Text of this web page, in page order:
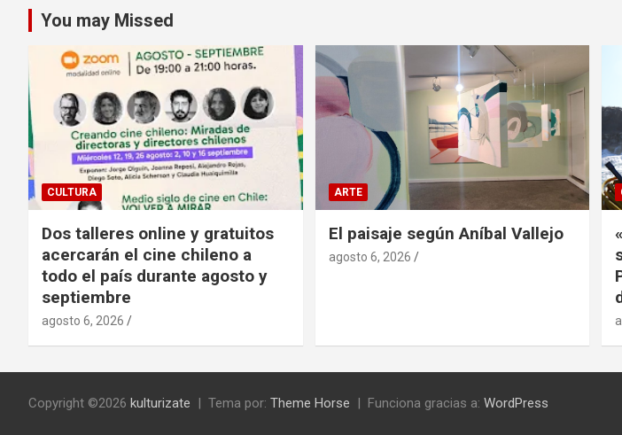
You may Missed
CULTURA
Dos talleres online y gratuitos
acercarán el cine chileno a
todo el país durante agosto y
septiembre
agosto 6, 2026
ARTE
El paisaje según Aníbal Vallejo
agosto 6, 2026
Copyright ©2026 kulturizate Tema por: Theme Horse Funciona gracias a: WordPress